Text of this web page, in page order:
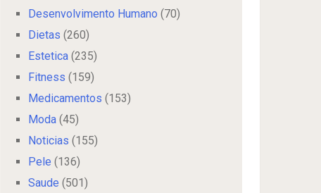
Desenvolvimento Humano (70)
Dietas (260)
Estetica (235)
Fitness (159)
Medicamentos (153)
Moda (45)
Noticias (155)
Pele (136)
Saude (501)